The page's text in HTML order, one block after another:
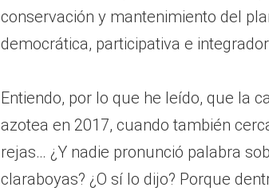
conservación y mantenimiento del
democrática, participativa e
Entiendo, por lo que he leído, que la
azotea en 2017, cuando también
rejas… ¿Y nadie pronunció palabra
claraboyas? ¿O sí lo dijo? Porque